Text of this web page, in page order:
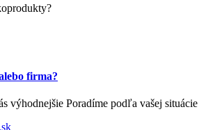
firma?
výhodnejšie Poradíme podľa vašej situácie